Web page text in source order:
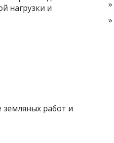
нагрузки и
работ и